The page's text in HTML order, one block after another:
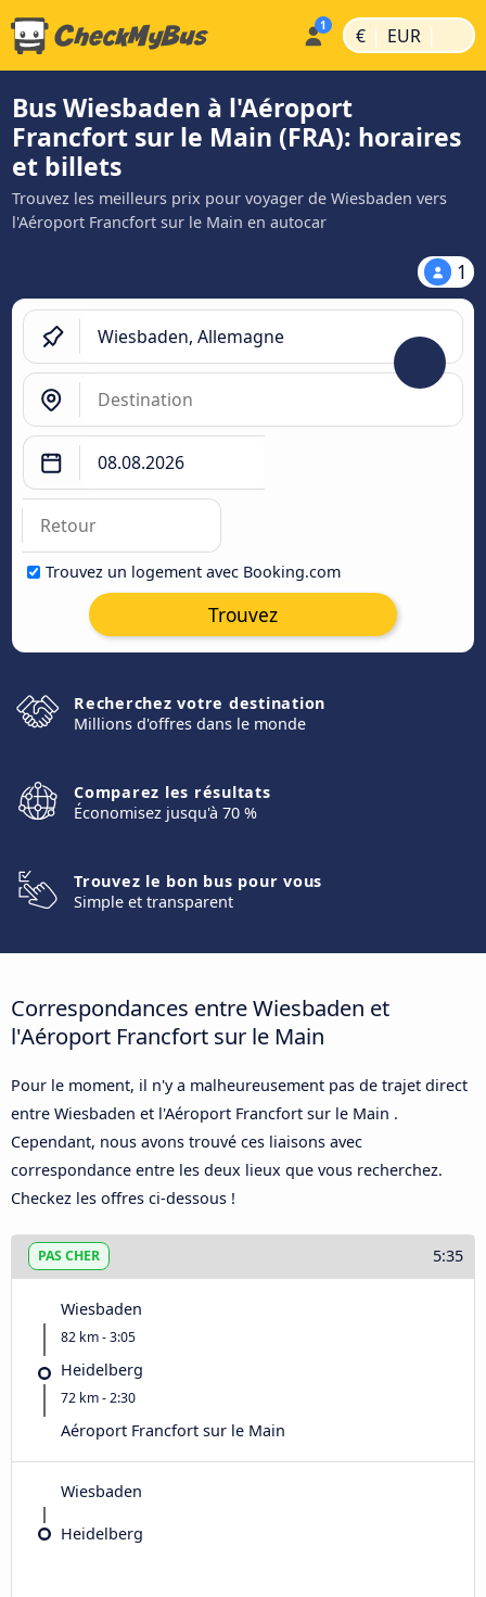
€ | EUR |
Bus Wiesbaden à l'Aéroport
Francfort sur le Main (FRA): horaires
et billets
Trouvez les meilleurs prix pour voyager de Wiesbaden vers
l'Aéroport Francfort sur le Main en autocar
1
Trouvez un logement avec Booking.com
Trouvez
Recherchez votre destination
Millions d'offres dans le monde
Comparez les résultats
Économisez jusqu'à 70 %
Trouvez le bon bus pour vous
Simple et transparent
Correspondances entre Wiesbaden et
l'Aéroport Francfort sur le Main
Pour le moment, il n'y a malheureusement pas de trajet direct
entre Wiesbaden et l'Aéroport Francfort sur le Main .
Cependant, nous avons trouvé ces liaisons avec
correspondance entre les deux lieux que vous recherchez.
Checkez les offres ci-dessous !
PAS CHER 5:35
Wiesbaden
82 km - 3:05
Heidelberg
72 km - 2:30
Aéroport Francfort sur le Main
Wiesbaden
Heidelberg